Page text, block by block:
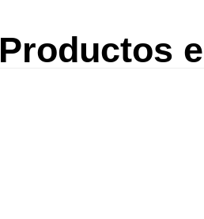
Productos